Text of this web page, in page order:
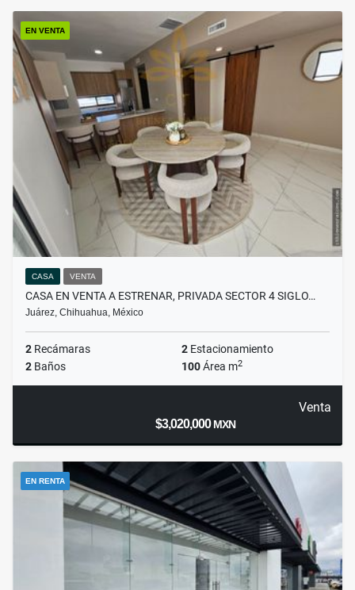
EN VENTA
CASA VENTA
CASA EN VENTA A ESTRENAR, PRIVADA SECTOR 4 SIGLO…
Juárez, Chihuahua, México
2 Recámaras 2 Estacionamiento
2 Baños 100Área m2
Venta
$3,020,000MXN
EN RENTA